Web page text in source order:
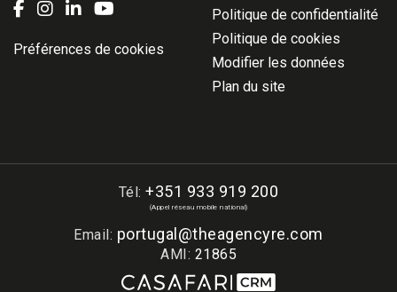
Préférences de cookies
Politique de confidentialité
Politique de cookies
Modifier les données
Plan du site
Tél:+351 933 919 200
(Appel réseau mobile national)
Email: portugal@theagencyre.com
AMI: 21865